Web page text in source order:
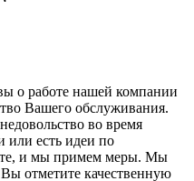
о работе нашей компании
Вашего обслуживания.
во время
или есть идеи по
и мы примем меры. Мы
отметите качественную